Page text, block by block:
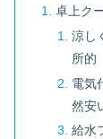
卓上ク
涼し
所的
電気
然安
給水